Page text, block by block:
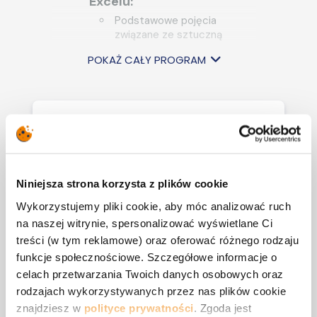
Niniejsza strona korzysta z plików cookie
Wykorzystujemy pliki cookie, aby móc analizować ruch
na naszej witrynie, spersonalizować wyświetlane Ci
treści (w tym reklamowe) oraz oferować różnego rodzaju
funkcje społecznościowe. Szczegółowe informacje o
celach przetwarzania Twoich danych osobowych oraz
rodzajach wykorzystywanych przez nas plików cookie
znajdziesz w polityce prywatności . Zgoda jest
Podstawowe pojęcia
związane ze sztuczną
Wbudowane narzędzia w
wykresy.
Praktyczne zastosowanie
AI w Excelu przy pomocy
zewnętrznych narzędzi:
Bezpieczeństwo danych w
pracy z AI.
Omówienie darmowych
„asystentów” sztucznej
POKAŻ CAŁY PROGRAM
szkolenie?
Szkolenie jest przeznaczone dla
osób, które mają podstawową
znajomość Excela i chcą poszerzyć
swoje umiejętności o podstawowe i
zaawansowane funkcje oraz
wykorzystanie sztucznej inteligencji